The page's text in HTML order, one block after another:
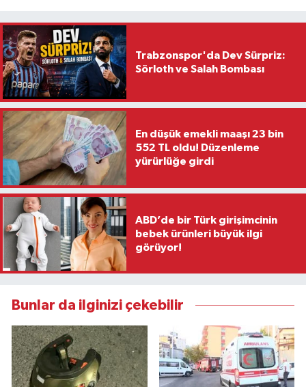
Trabzonspor'da Dev Sürpriz:
Sörloth ve Salah Bombası
En düşük emekli maaşı 23 bin
552 TL oldu! Düzenleme
yürürlüğe girdi
ABD’de bir Türk girişimcinin
bebek ürünleri büyük ilgi
görüyor!
Bunlar da ilginizi çekebilir